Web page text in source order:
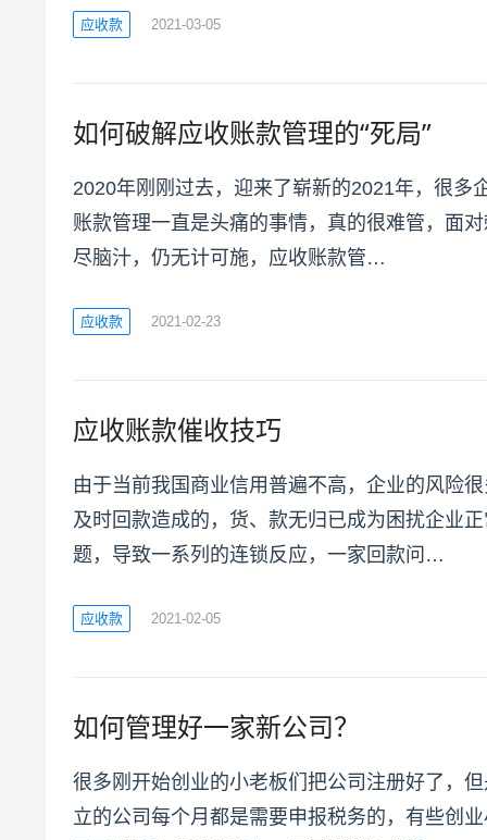
应收款 2021-03-05
如何破解应收账款管理的“死局”
2020年刚刚过去，迎来了崭新的2021年，很多
账款管理一直是头痛的事情，真的很难管，面
尽脑汁，仍无计可施，应收账款管…
应收款 2021-02-23
应收账款催收技巧
由于当前我国商业信用普遍不高，企业的风险
及时回款造成的，货、款无归已成为困扰企业正
题，导致一系列的连锁反应，一家回款问…
应收款 2021-02-05
如何管理好一家新公司？
很多刚开始创业的小老板们把公司注册好了，
立的公司每个月都是需要申报税务的，有些创